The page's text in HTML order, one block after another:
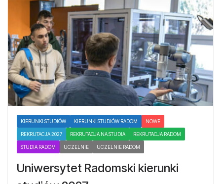
KIERUNKI STUDIÓW KIERUNKI STUDIÓW RADOM NOWE
REKRUTACJA 2027 REKRUTACJA NA STUDIA REKRUTACJA RADOM
STUDIA RADOM UCZELNIE UCZELNIE RADOM
Uniwersytet Radomski kierunki